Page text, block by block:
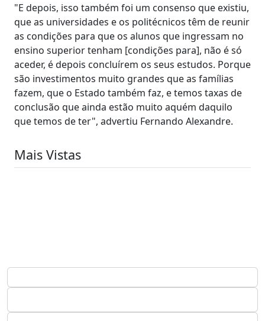
"E depois, isso também foi um consenso que existiu,
que as universidades e os politécnicos têm de reunir
as condições para que os alunos que ingressam no
ensino superior tenham [condições para], não é só
aceder, é depois concluírem os seus estudos. Porque
são investimentos muito grandes que as famílias
fazem, que o Estado também faz, e temos taxas de
conclusão que ainda estão muito aquém daquilo
que temos de ter", advertiu Fernando Alexandre.
Mais Vistas